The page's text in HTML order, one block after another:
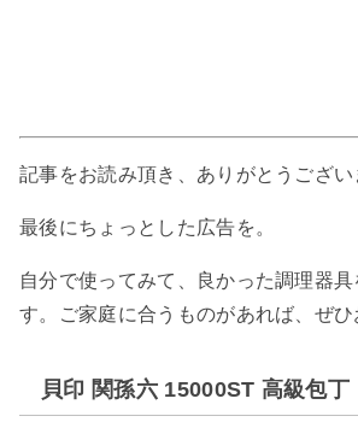
記事をお読み頂き、ありがとうござい
最後にちょっとした広告を。
自分で使ってみて、良かった調理器具
す。ご家庭に合うものがあれば、ぜひ
貝印 関孫六 15000ST 高級包丁